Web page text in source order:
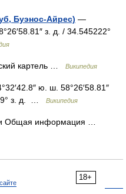
Буэнос-Айрес) —
з. д. / 34.545222°
картель … Википедия
ю. ш. 58°26′58.81″
з. д. …
Википедия
Общая информация …
18+